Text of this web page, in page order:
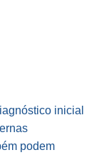
inicial
podem